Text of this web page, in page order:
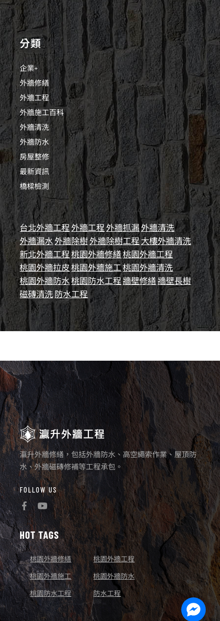
分類
企業+
外牆修繕
外牆工程
外牆施工百科
外牆清洗
外牆防水
房屋整修
最新資訊
橋樑檢測
台北外牆工程外牆工程外牆抓漏外牆清洗
外牆漏水 外牆除樹外牆除樹工程大樓外牆清洗
新北外牆工程 桃園外牆修繕桃園外牆工程
桃園外牆拉皮桃園外牆施工桃園外牆清洗
桃園外牆防水桃園防水工程牆壁修繕牆壁長樹
磁磚清洗防水工程
瀛升外牆修繕，包括外牆防水、高空繩索作業、屋頂防
水、外牆磁磚修補等工程承包。
FOLLOW US
HOT TAGS
桃園外牆修繕 桃園外牆工程
桃園外牆施工 桃園外牆防水
桃園防水工程 防水工程